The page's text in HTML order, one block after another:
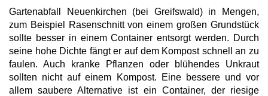
Gartenabfall Neuenkirchen (bei Greifswald) in Mengen,
zum Beispiel Rasenschnitt von einem großen Grundstück
sollte besser in einem Container entsorgt werden. Durch
seine hohe Dichte fängt er auf dem Kompost schnell an zu
faulen. Auch kranke Pflanzen oder blühendes Unkraut
sollten nicht auf einem Kompost. Eine bessere und vor
allem saubere Alternative ist ein Container, der riesige